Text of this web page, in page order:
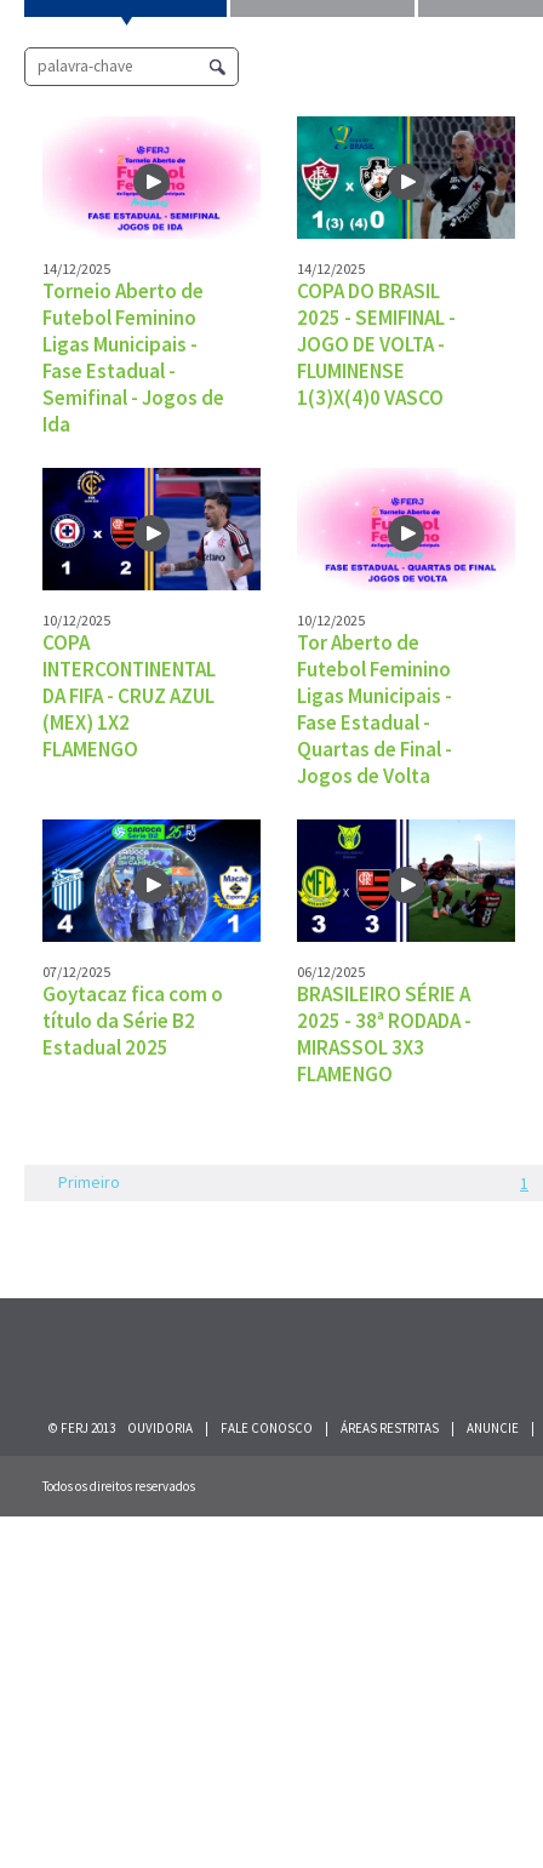
14/12/2025
Torneio Aberto de
Futebol Feminino
Ligas Municipais -
Fase Estadual -
Semifinal - Jogos de
Ida
14/12/2025
COPA DO BRASIL
2025 - SEMIFINAL -
JOGO DE VOLTA -
FLUMINENSE
1(3)X(4)0 VASCO
10/12/2025
COPA
INTERCONTINENTAL
DA FIFA - CRUZ AZUL
(MEX) 1X2
FLAMENGO
10/12/2025
Tor Aberto de
Futebol Feminino
Ligas Municipais -
Fase Estadual -
Quartas de Final -
Jogos de Volta
07/12/2025
Goytacaz fica com o
título da Série B2
Estadual 2025
06/12/2025
BRASILEIRO SÉRIE A
2025 - 38ª RODADA -
MIRASSOL 3X3
FLAMENGO
Primeiro 1
© FERJ 2013 OUVIDORIA FALE CONOSCO ÁREAS RESTRITAS ANUNCIE
Todos os direitos reservados